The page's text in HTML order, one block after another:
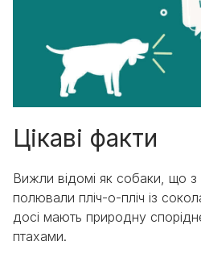
Цікаві факти
Вижли відомі як собаки, що з
полювали пліч-о-пліч із
досі мають природну
птахами.